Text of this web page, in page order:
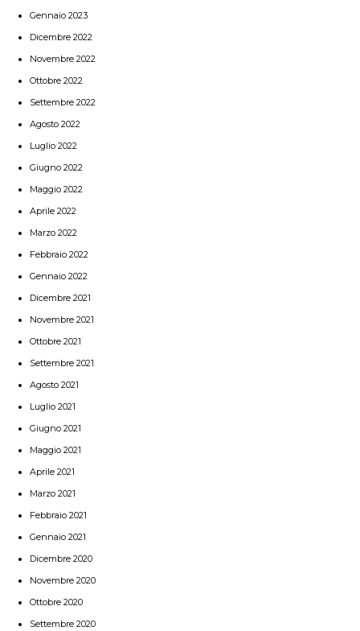
Gennaio 2023
Dicembre 2022
Novembre 2022
Ottobre 2022
Settembre 2022
Agosto 2022
Luglio 2022
Giugno 2022
Maggio 2022
Aprile 2022
Marzo 2022
Febbraio 2022
Gennaio 2022
Dicembre 2021
Novembre 2021
Ottobre 2021
Settembre 2021
Agosto 2021
Luglio 2021
Giugno 2021
Maggio 2021
Aprile 2021
Marzo 2021
Febbraio 2021
Gennaio 2021
Dicembre 2020
Novembre 2020
Ottobre 2020
Settembre 2020